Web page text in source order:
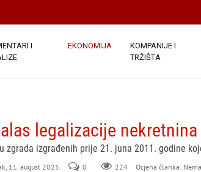
I
EKONOMIJA
KOMPANIJE I
TRŽIŠTA
legalizacije
zgrada izgrađenih prije 21. juna 2011. godine
11. august 2025. 0 224 Ocjena članka: